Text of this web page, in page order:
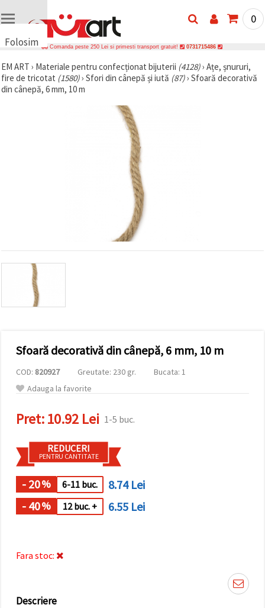
Folosim
uri
🍪 Folosim
cookie-uri
afișa
conținut și
relevante,
analiză și
Puteți fi de
utilizați
urile făcând
toate!" Sau
să vă
indicați
preferințele
în setări
selectând
un tip de
cookie -uri
"Salvați"
toate!
0
Comanda peste 250 Lei si primesti transport gratuit! 0731715486
EM ART › Materiale pentru confecționat bijuterii (4128)› Ațe, șnururi,
fire de tricotat (1580)› Sfori din cânepă și iută (87)› Sfoară decorativă
din cânepă, 6 mm, 10 m
Sfoară decorativă din cânepă, 6 mm, 10 m
COD: 820927 Greutate: 230 gr.
Bucata: 1
Adauga la favorite
Pret:10.92 Lei 1-5 buc.
REDUCERI
PENTRU CANTITATE
- 20% 6-11 buc.
8.74 Lei
- 40% 12 buc. + 6.55 Lei
Fara stoc:
Descriere